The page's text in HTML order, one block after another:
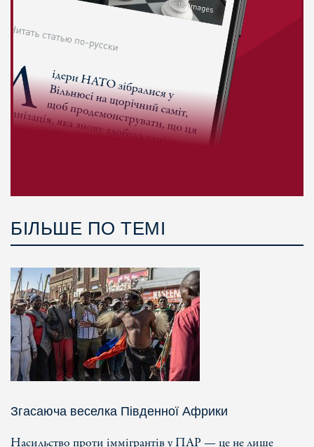
БІЛЬШЕ ПО ТЕМІ
Згасаюча веселка Південної Африки
Насильство проти іммігрантів у ПАР — це не лише